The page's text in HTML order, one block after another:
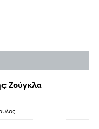
Ζούγκλα